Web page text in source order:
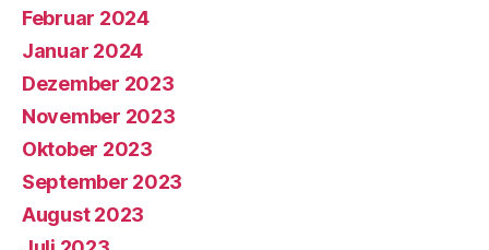
Februar 2024
Januar 2024
Dezember 2023
November 2023
Oktober 2023
September 2023
August 2023